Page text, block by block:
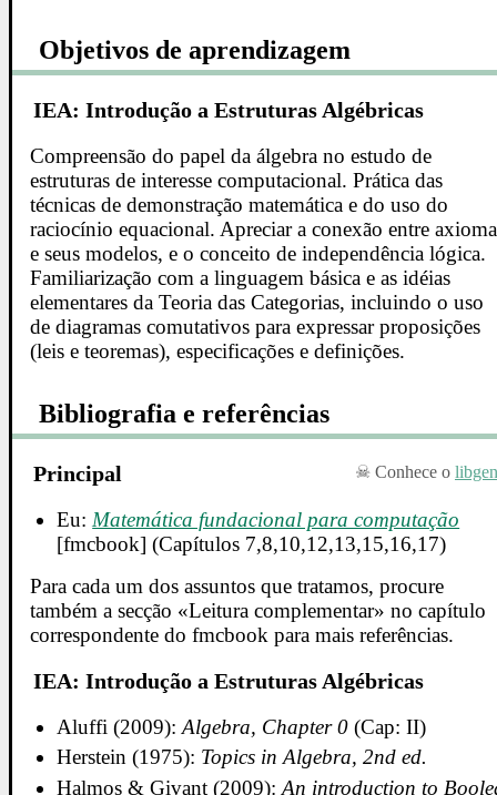
Objetivos de aprendizagem
IEA: Introdução a Estruturas Algébricas
Compreensão do papel da álgebra no estudo de
estruturas de interesse computacional. Prática das
técnicas de demonstração matemática e do uso do
raciocínio equacional. Apreciar a conexão entre
e seus modelos, e o conceito de independência lógica.
Familiarização com a linguagem básica e as idéias
elementares da Teoria das Categorias, incluindo o uso
de diagramas comutativos para expressar proposições
(leis e teoremas), especificações e definições.
Bibliografia e referências
Conhece o libgen
Principal
Eu: Matemática fundacional para computação
[fmcbook] (Capítulos 7,8,10,12,13,15,16,17)
Para cada um dos assuntos que tratamos, procure
também a secção «Leitura complementar» no capítulo
correspondente do fmcbook para mais referências.
IEA: Introdução a Estruturas Algébricas
Aluffi (2009):Algebra, Chapter 0 (Cap: II)
Herstein (1975): Topics in Algebra, 2nd ed.
Halmos & Givant (2009):An introduction to